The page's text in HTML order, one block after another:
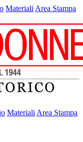
Materiali Area Stampa
Materiali Area Stampa